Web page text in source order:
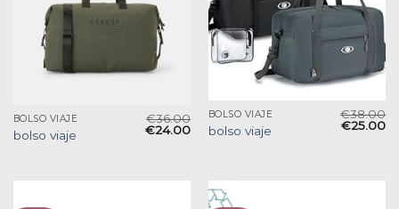
BOLSO VIAJE
bolso viaje
€36.00
€24.00
BOLSO VIAJE
bolso viaje
€38.00
€25.00